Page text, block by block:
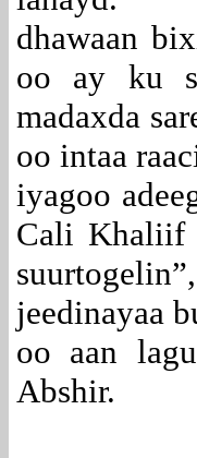
dhawaan
oo ay ku
madaxda
oo intaa
iyagoo
Cali Khaliif
jeedinayaa
oo aan
Abshir.